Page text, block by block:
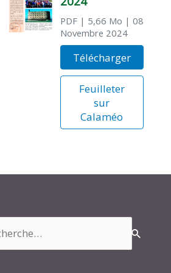
PDF| 5,66 Mo | 08
Novembre 2024
Télécharger
Feuilleter
sur
Calaméo